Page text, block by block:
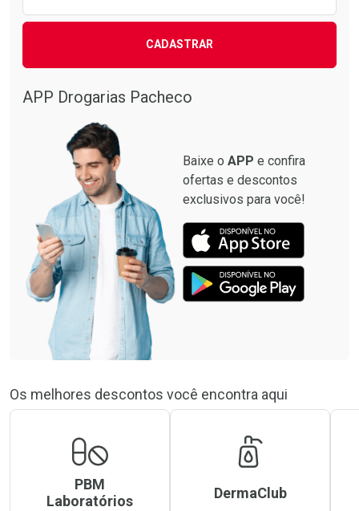
CADASTRAR
APP Drogarias Pacheco
Baixe o APP e confira
ofertas e descontos
exclusivos para você!
Os melhores descontos você encontra aqui
PBM
Laboratórios
DermaClub